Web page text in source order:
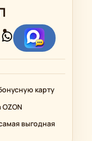
Telegram
WhatsApp
Ссылка
карту
выгодная